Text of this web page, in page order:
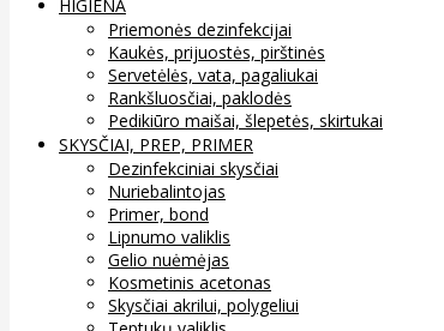
HIGIENA
Priemonės dezinfekcijai
Kaukės, prijuostės, pirštinės
Servetėlės, vata, pagaliukai
Rankšluosčiai, paklodės
Pedikiūro maišai, šlepetės, skirtukai
SKYSČIAI, PREP, PRIMER
Dezinfekciniai skysčiai
Nuriebalintojas
Primer, bond
Lipnumo valiklis
Gelio nuėmėjas
Kosmetinis acetonas
Skysčiai akrilui, polygeliui